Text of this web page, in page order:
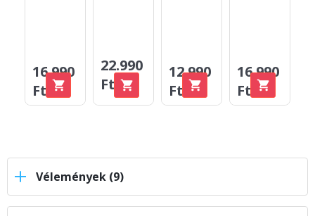
16.990
Ft
22.990
Ft
12.990
Ft
16.990
Ft
Vélemények (9)